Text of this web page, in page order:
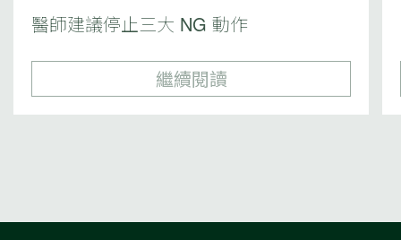
醫師建議停止三大 NG 動作
繼續閱讀